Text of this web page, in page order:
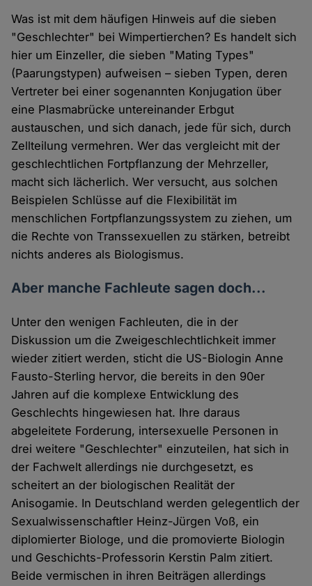
Was ist mit dem häufigen Hinweis auf die sieben
"Geschlechter" bei Wimpertierchen? Es handelt sich
hier um Einzeller, die sieben "Mating Types"
(Paarungstypen) aufweisen – sieben Typen, deren
Vertreter bei einer sogenannten Konjugation über
eine Plasmabrücke untereinander Erbgut
austauschen, und sich danach, jede für sich, durch
Zellteilung vermehren. Wer das vergleicht mit der
geschlechtlichen Fortpflanzung der Mehrzeller,
macht sich lächerlich. Wer versucht, aus solchen
Beispielen Schlüsse auf die Flexibilität im
menschlichen Fortpflanzungssystem zu ziehen, um
die Rechte von Transsexuellen zu stärken, betreibt
nichts anderes als Biologismus.
Aber manche Fachleute sagen doch...
Unter den wenigen Fachleuten, die in der
Diskussion um die Zweigeschlechtlichkeit immer
wieder zitiert werden, sticht die US-Biologin Anne
Fausto-Sterling hervor, die bereits in den 90er
Jahren auf die komplexe Entwicklung des
Geschlechts hingewiesen hat. Ihre daraus
abgeleitete Forderung, intersexuelle Personen in
drei weitere "Geschlechter" einzuteilen, hat sich in
der Fachwelt allerdings nie durchgesetzt, es
scheitert an der biologischen Realität der
Anisogamie. In Deutschland werden gelegentlich der
Sexualwissenschaftler Heinz-Jürgen Voß, ein
diplomierter Biologe, und die promovierte Biologin
und Geschichts-Professorin Kerstin Palm zitiert.
Beide vermischen in ihren Beiträgen allerdings